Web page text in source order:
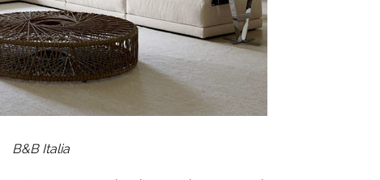
B&B Italia